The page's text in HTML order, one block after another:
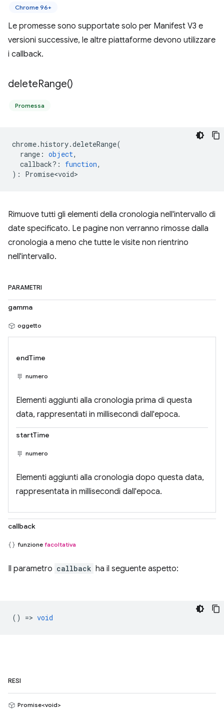
Chrome 96+
Le promesse sono supportate solo per Manifest V3 e
versioni successive, le altre piattaforme devono utilizzare
i callback.
deleteRange()
Promessa
chrome.history.deleteRange(
range : object,
callback? : function,
) : Promise<void>
Rimuove tutti gli elementi della cronologia nell'intervallo di
date specificato. Le pagine non verranno rimosse dalla
cronologia a meno che tutte le visite non rientrino
nell'intervallo.
PARAMETRI
gamma
oggetto
endTime
numero
Elementi aggiunti alla cronologia prima di questa
data, rappresentati in millisecondi dall'epoca.
startTime
numero
Elementi aggiunti alla cronologia dopo questa data,
rappresentata in millisecondi dall'epoca.
callback
funzione facoltativa
Il parametro callback ha il seguente aspetto:
() => void
RESI
Promise<void>